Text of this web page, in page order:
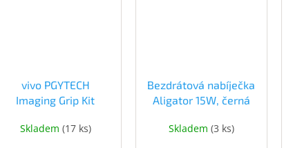
vivo PGYTECH
Imaging Grip Kit
Skladem (17 ks)
Bezdrátová nabíječka
Aligator 15W, černá
Skladem (3 ks)